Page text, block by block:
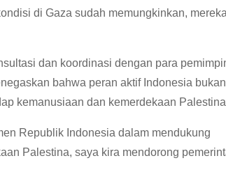
di Gaza sudah memungkinkan,
dan koordinasi dengan para
bahwa peran aktif Indonesia
kemanusiaan dan kemerdekaan
Republik Indonesia dalam mendukung
Palestina, saya kira mendorong